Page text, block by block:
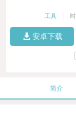
工具
安卓下载
简介